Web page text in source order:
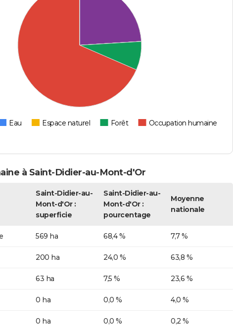
Eau Espace naturel Forêt
Occupation humaine
à Saint-Didier-au-Mont-d'Or
Saint-Didier-au-
Mont-d'Or :
superficie
Saint-Didier-au-
Mont-d'Or :
pourcentage
Moyenne
nationale
569 ha 68,4 % 7,7 %
200 ha 24,0 % 63,8 %
63 ha 7,5 % 23,6 %
0 ha 0,0 % 4,0 %
0 ha 0,0 % 0,2 %